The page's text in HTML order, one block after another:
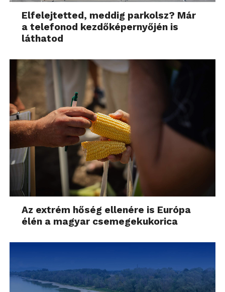
Elfelejtetted, meddig parkolsz? Már
a telefonod kezdőképernyőjén is
láthatod
Az extrém hőség ellenére is Európa
élén a magyar csemegekukorica